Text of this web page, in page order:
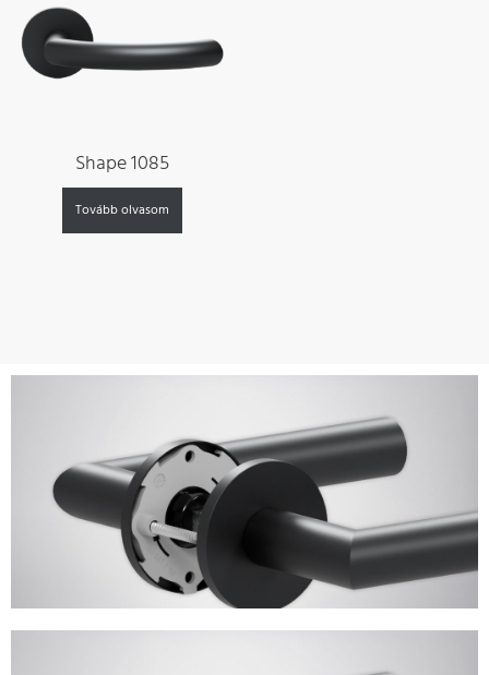
Shape 1085
Tovább olvasom